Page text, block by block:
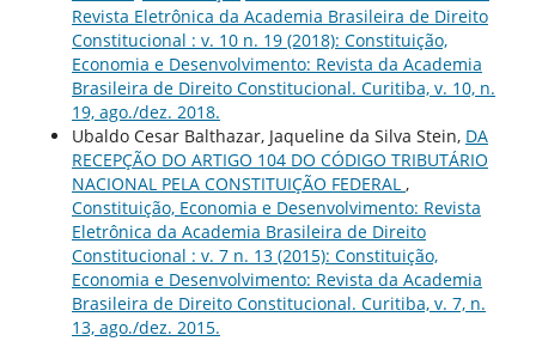
Revista Eletrônica da Academia Brasileira de Direito
Constitucional : v. 10 n. 19 (2018): Constituição,
Economia e Desenvolvimento: Revista da Academia
Brasileira de Direito Constitucional. Curitiba, v. 10, n.
19, ago./dez. 2018.
Ubaldo Cesar Balthazar, Jaqueline da Silva Stein, DA
RECEPÇÃO DO ARTIGO 104 DO CÓDIGO TRIBUTÁRIO
NACIONAL PELA CONSTITUIÇÃO FEDERAL ,
Constituição, Economia e Desenvolvimento: Revista
Eletrônica da Academia Brasileira de Direito
Constitucional : v. 7 n. 13 (2015): Constituição,
Economia e Desenvolvimento: Revista da Academia
Brasileira de Direito Constitucional. Curitiba, v. 7, n.
13, ago./dez. 2015.